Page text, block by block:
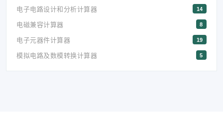
电子电路设计和分析计算器 14
电磁兼容计算器 8
电子元器件计算器 19
模拟电路及数模转换计算器 5